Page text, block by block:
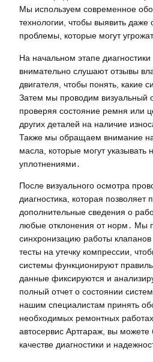
Мы используем современное
технологии, чтобы выявить
проблемы, которые могут
На начальном этапе
внимательно слушают отзывы
двигателя, чтобы понять, какие
Затем мы проводим визуальный
проверяя состояние ремня или
других деталей на наличие
Также мы обращаем внимание
масла, которые могут указывать
уплотнениями․
После визуального осмотра
диагностика, которая позволяет
дополнительные сведения о
любые отклонения от норм․ Мы
синхронизацию работы
тесты на утечку компрессии,
системы функционируют
данные фиксируются и
полный отчет о состоянии
нашим специалистам принять
необходимых ремонтных
автосервис Артгараж, вы
качестве диагностики и